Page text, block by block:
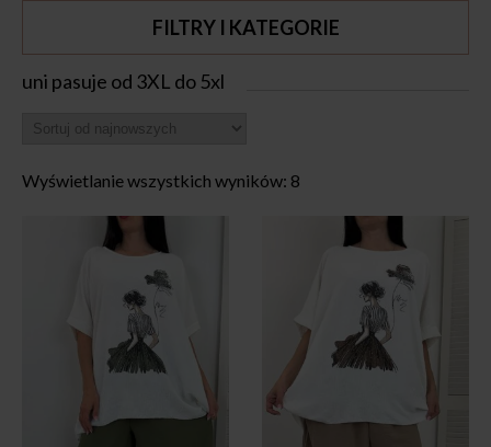
FILTRY I KATEGORIE
uni pasuje od 3XL do 5xl
Wyświetlanie wszystkich wyników: 8